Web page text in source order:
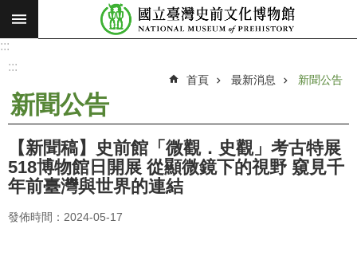
跳到主要內容區塊
搜
願
景
使
命
新
:::
:::
首頁 最新消息 新聞公告
新聞公告
【新聞稿】史前館「微觀．史觀」考古特展
518博物館日開展 從顯微鏡下的視野 窺見千
年前臺灣與世界的連結
發佈時間：2024-05-17